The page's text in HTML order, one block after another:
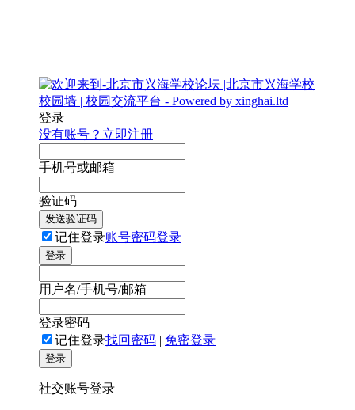
登录
没有账号？立即注册
手机号或邮箱
验证码
发送验证码
记住登录账号密码登录
登录
用户名/手机号/邮箱
登录密码
记住登录找回密码 | 免密登录
登录
社交账号登录